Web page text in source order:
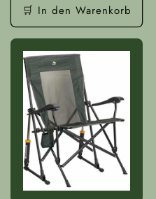
🛒 In den Warenkorb